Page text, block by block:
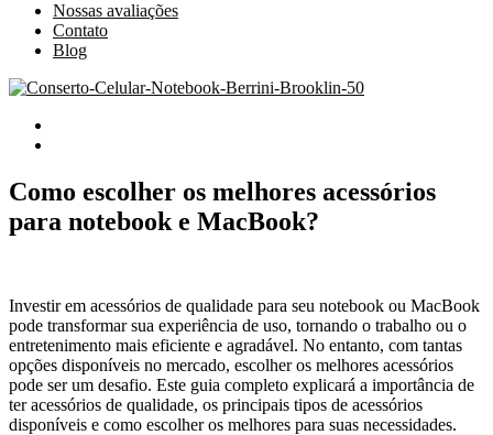
Nossas avaliações
Contato
Blog
Como escolher os melhores acessórios
para notebook e MacBook?
Investir em acessórios de qualidade para seu notebook ou MacBook
pode transformar sua experiência de uso, tornando o trabalho ou o
entretenimento mais eficiente e agradável. No entanto, com tantas
opções disponíveis no mercado, escolher os melhores acessórios
pode ser um desafio. Este guia completo explicará a importância de
ter acessórios de qualidade, os principais tipos de acessórios
disponíveis e como escolher os melhores para suas necessidades.